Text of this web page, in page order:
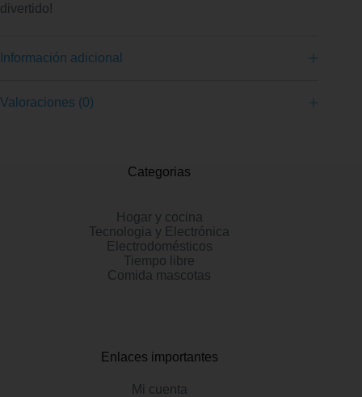
divertido!
Información adicional
Valoraciones (0)
Categorias
Hogar y cocina
Tecnologia y Electrónica
Electrodomésticos
Tiempo libre
Comida mascotas
Enlaces importantes
Mi cuenta